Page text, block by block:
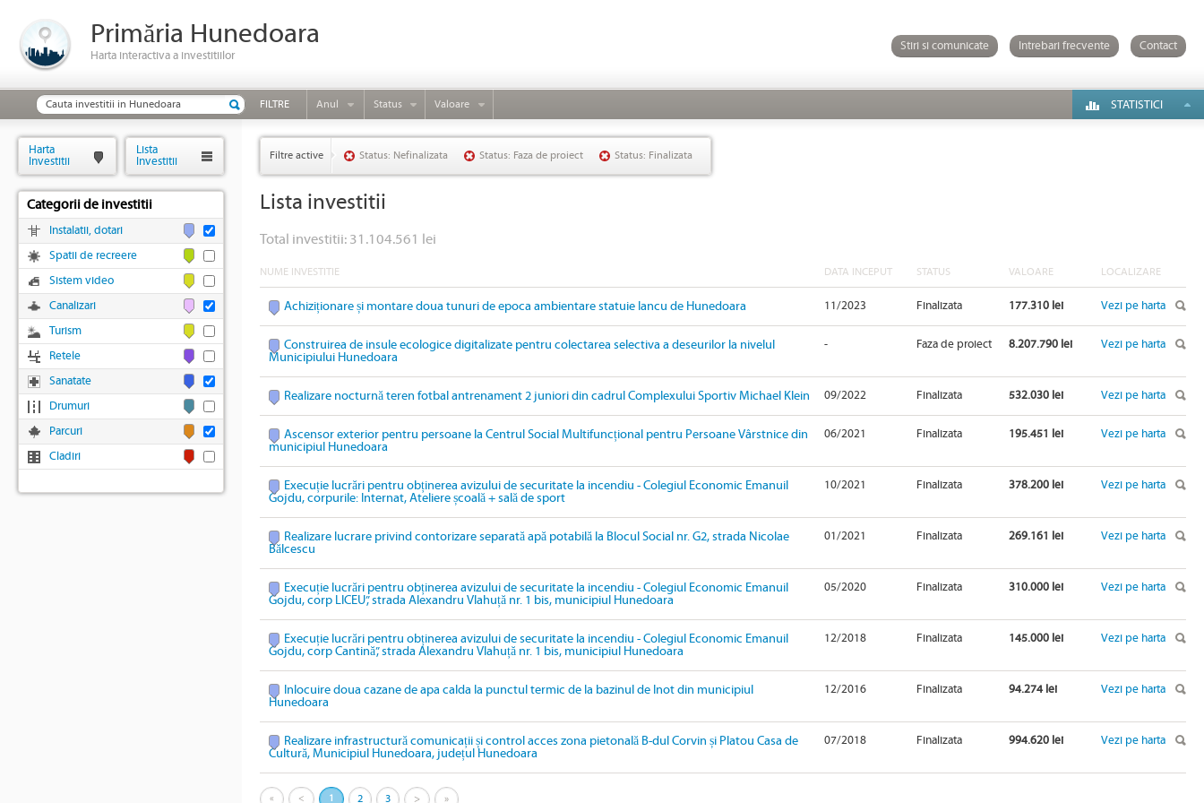
Primăria Hunedoara
Harta interactiva a investitiilor
Stiri si comunicate Intrebari frecvente Contact
FILTRE Anul Status Valoare STATISTICI
Filtre active Status: Nefinalizata Status: Faza de proiect Status: Finalizata
Lista investitii
Total investitii: 31.104.561 lei
NUME INVESTITIE DATA INCEPUT STATUS VALOARE LOCALIZARE
Achiziționare și montare doua tunuri de epoca ambientare statuie Iancu de Hunedoara 11/2023 Finalizata 177.310 lei Vezi pe harta
Construirea de insule ecologice digitalizate pentru colectarea selectiva a deseurilor la nivelul
Municipiului Hunedoara
- Faza de proiect 8.207.790 lei Vezi pe harta
Realizare nocturnă teren fotbal antrenament 2 juniori din cadrul Complexului Sportiv Michael Klein 09/2022 Finalizata 532.030 lei Vezi pe harta
Ascensor exterior pentru persoane la Centrul Social Multifuncțional pentru Persoane Vârstnice din
municipiul Hunedoara
06/2021 Finalizata 195.451 lei Vezi pe harta
Execuție lucrări pentru obținerea avizului de securitate la incendiu - Colegiul Economic Emanuil
Gojdu, corpurile: Internat, Ateliere școală + sală de sport
10/2021 Finalizata 378.200 lei Vezi pe harta
Realizare lucrare privind contorizare separată apă potabilă la Blocul Social nr. G2, strada Nicolae
Bălcescu
01/2021 Finalizata 269.161 lei Vezi pe harta
Execuție lucrări pentru obținerea avizului de securitate la incendiu - Colegiul Economic Emanuil
Gojdu, corp LICEU”, strada Alexandru Vlahuță nr. 1 bis, municipiul Hunedoara
05/2020 Finalizata 310.000 lei Vezi pe harta
Execuție lucrări pentru obținerea avizului de securitate la incendiu - Colegiul Economic Emanuil
Gojdu, corp Cantină”, strada Alexandru Vlahuță nr. 1 bis, municipiul Hunedoara
12/2018 Finalizata 145.000 lei Vezi pe harta
Inlocuire doua cazane de apa calda la punctul termic de la bazinul de Inot din municipiul
Hunedoara
12/2016 Finalizata 94.274 lei Vezi pe harta
Realizare infrastructură comunicații și control acces zona pietonală B-dul Corvin și Platou Casa de
Cultură, Municipiul Hunedoara, județul Hunedoara
07/2018 Finalizata 994.620 lei Vezi pe harta
« < 1 2 3 > »
Harta
Investitii
Lista
Investitii
Categorii de investitii
Instalatii, dotari
Spatii de recreere
Sistem video
Canalizari
Turism
Retele
Sanatate
Drumuri
Parcuri
Cladiri